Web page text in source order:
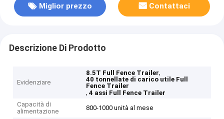
Miglior prezzo Contattaci
Descrizione Di Prodotto
Evidenziare
8.5T Full Fence Trailer,
40 tonnellate di carico utile Full
Fence Trailer
,4 assi Full Fence Trailer
Capacità di
alimentazione
800-1000 unità al mese